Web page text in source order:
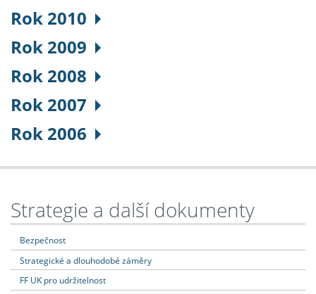
Rok 2010
Rok 2009
Rok 2008
Rok 2007
Rok 2006
Strategie a další dokumenty
Bezpečnost
Strategické a dlouhodobé záměry
FF UK pro udržitelnost